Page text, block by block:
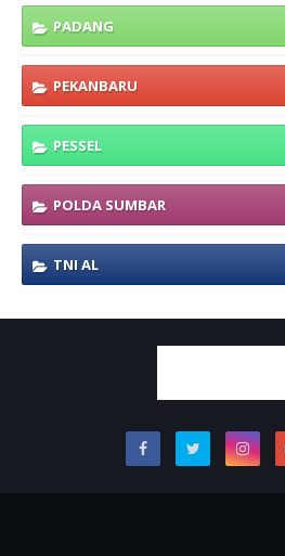
PADANG
PEKANBARU
PESSEL
POLDA SUMBAR
TNI AL